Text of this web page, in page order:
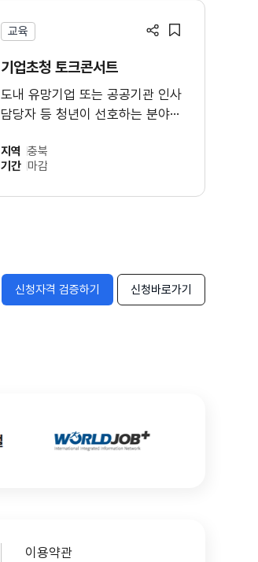
교육
기업초청 토크콘서트
도내 유망기업 또는 공공기관 인사
담당자 등 청년이 선호하는 분야의
채용 프로세스 등 실질적인 취업
노하우 전수
지역 충북
기간 마감
신청자격 검증하기 신청바로가기
이용약관